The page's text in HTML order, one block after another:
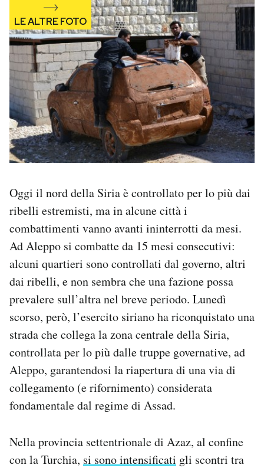
Oggi il nord della Siria è controllato per lo più dai
ribelli estremisti, ma in alcune città i
combattimenti vanno avanti ininterrotti da mesi.
Ad Aleppo si combatte da 15 mesi consecutivi:
alcuni quartieri sono controllati dal governo, altri
dai ribelli, e non sembra che una fazione possa
prevalere sull’altra nel breve periodo. Lunedì
scorso, però, l’esercito siriano ha riconquistato una
strada che collega la zona centrale della Siria,
controllata per lo più dalle truppe governative, ad
Aleppo, garantendosi la riapertura di una via di
collegamento (e rifornimento) considerata
fondamentale dal regime di Assad.
Nella provincia settentrionale di Azaz, al confine
con la Turchia, si sono intensificati gli scontri tra